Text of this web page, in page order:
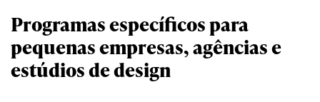
Programas específicos para
pequenas empresas, agências e
estúdios de design